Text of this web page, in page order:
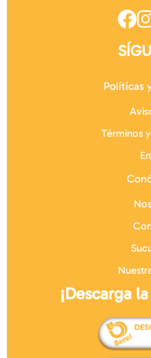
Políticas
Términos
¡Descarga